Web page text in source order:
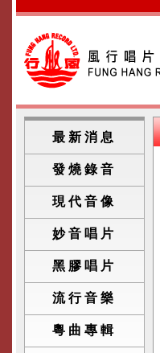
最新消息
發燒錄音
現代音像
妙音唱片
黑膠唱片
流行音樂
粵曲專輯